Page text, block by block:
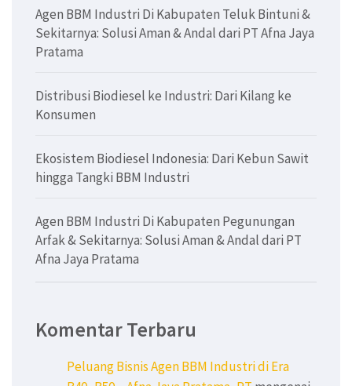
Agen BBM Industri Di Kabupaten Teluk Bintuni &
Sekitarnya: Solusi Aman & Andal dari PT Afna Jaya
Pratama
Distribusi Biodiesel ke Industri: Dari Kilang ke
Konsumen
Ekosistem Biodiesel Indonesia: Dari Kebun Sawit
hingga Tangki BBM Industri
Agen BBM Industri Di Kabupaten Pegunungan
Arfak & Sekitarnya: Solusi Aman & Andal dari PT
Afna Jaya Pratama
Komentar Terbaru
Peluang Bisnis Agen BBM Industri di Era